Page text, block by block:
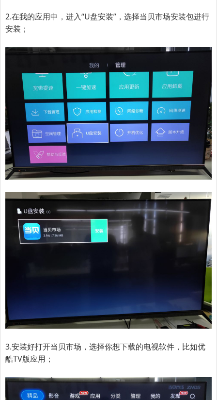
2.在我的应用中，进入“U盘安装”，选择当贝市场安装包进行
安装；
3.安装好打开当贝市场，选择你想下载的电视软件，比如优
酷TV版应用；